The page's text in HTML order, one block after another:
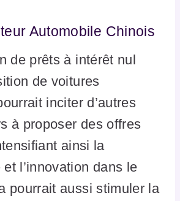
Automobile Chinois
de prêts à intérêt nul
de voitures
inciter d’autres
à proposer des offres
ainsi la
l’innovation dans le
pourrait aussi stimuler la